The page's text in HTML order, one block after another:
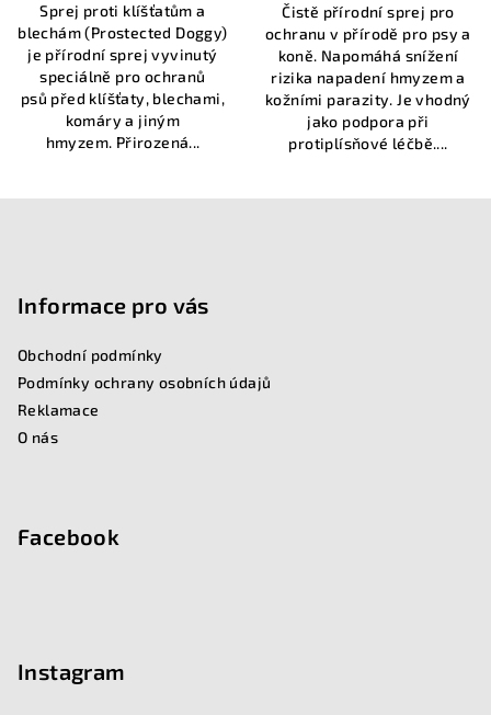
z
5
hvězdiček.
Sprej proti klíšťatům a
blechám (Prostected Doggy)
je přírodní sprej vyvinutý
speciálně pro ochranů
psů před klíšťaty, blechami,
komáry a jiným
hmyzem. Přirozená...
Čistě přírodní sprej pro
ochranu v přírodě pro psy a
koně. Napomáhá snížení
rizika napadení hmyzem a
kožními parazity. Je vhodný
jako podpora při
protiplísňové léčbě....
Informace pro vás
Obchodní podmínky
Podmínky ochrany osobních údajů
Reklamace
O nás
Facebook
Instagram